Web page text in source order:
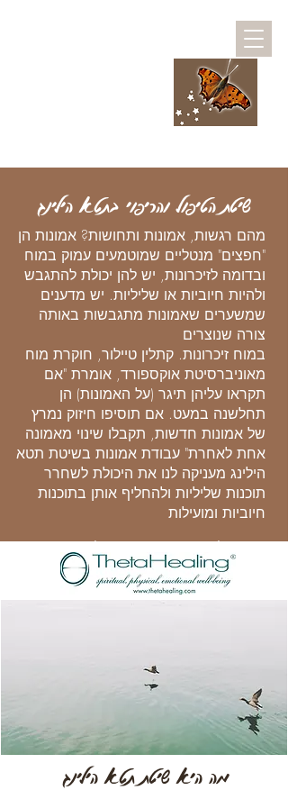
שיטת הטיפול והריפוי בתטא הילינג
מהם רגשות, אמונות ותחושות? אמונות הן
"חפצים" מנטליים שמוטמעים עמוק במוח
ובדומה לזיכרונות, יש להן יכולת להתגבש
ולהיות חיוביות או שליליות. יש מדענים
שמשערים שאמונות מתגבשות באותה
צורה שנוצרים
במוח זיכרונות. קתלין טיילור, חוקרת מוח
מאוניברסיטת אוקספורד, אומרת "אם
תקראו עליהן תיגר (על האמונות) הן
תחלשנה במעט. אם תוסיפו חיזוק נמרץ
של אמונות חדשות, תקבלו שינוי מאמונה
אחת לאחרת" עבודת אמונות בשיטת תטא
הילינג מעניקה לנו את היכולת לשחרר
תוכנות שליליות ולהחליף אותן בתוכנות
חיוביות ומועילות
ויאנה סטייבל, מתוך ספר דיגינג - חקירה לעומק האמונות
מה היא שיטת תטא הילינג